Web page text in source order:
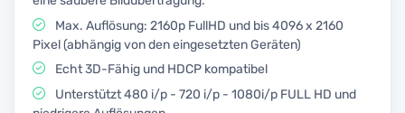
Max. Auflösung: 2160p FullHD und bis 4096 x 2160
Pixel (abhängig von den eingesetzten Geräten)
Echt 3D-Fähig und HDCP kompatibel
Unterstützt 480 i/p - 720 i/p - 1080i/p FULL HD und